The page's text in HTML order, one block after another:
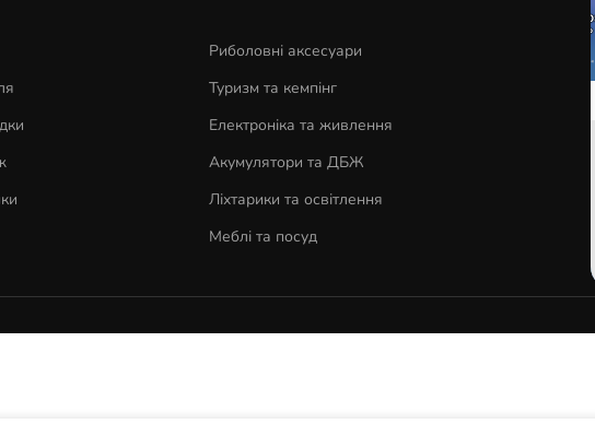
Риболовні аксесуари
Туризм та кемпінг
Електроніка та живлення
Акумулятори та ДБЖ
Ліхтарики та освітлення
Меблі та посуд